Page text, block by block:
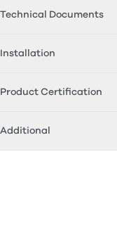
Technical Documents
Installation
Product Certification
Additional